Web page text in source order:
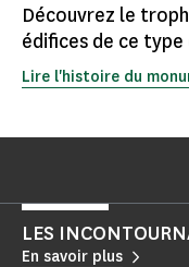
Découvrez le
édifices de ce
Lire l'histoire du
LES
En savoir plus